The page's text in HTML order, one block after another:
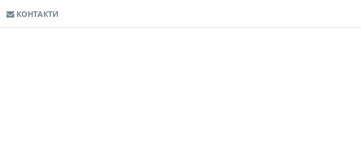
КОНТАКТИ